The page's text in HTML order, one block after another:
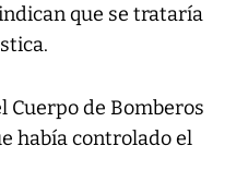
que se trataría
Cuerpo de Bomberos
había controlado el